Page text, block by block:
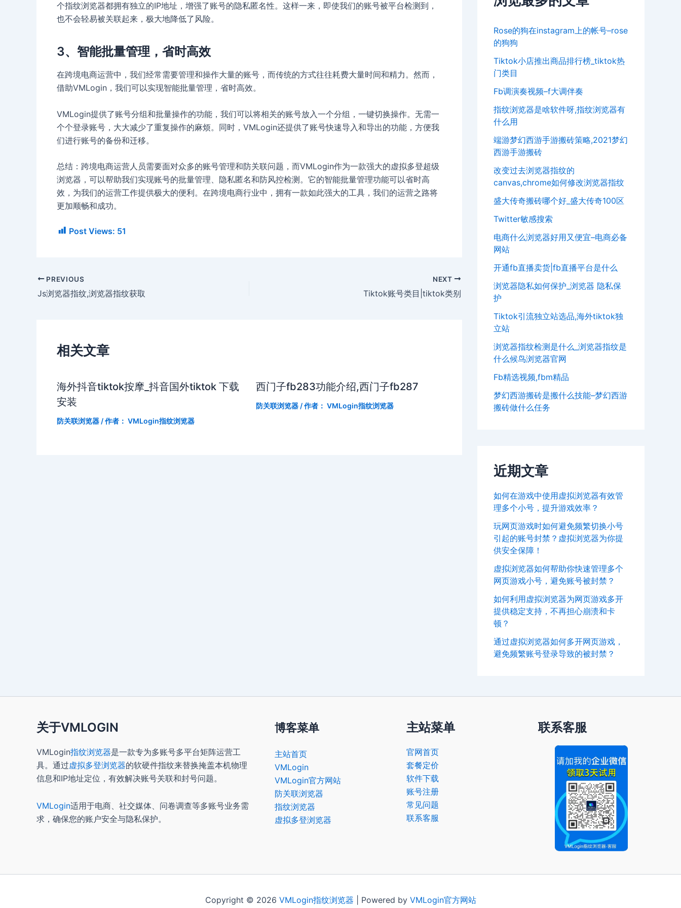
个指纹浏览器都拥有独立的IP地址，增强了账号的隐私匿名性。这样一来，即使我们的账号被平台检测到，
也不会轻易被关联起来，极大地降低了风险。
3、智能批量管理，省时高效
在跨境电商运营中，我们经常需要管理和操作大量的账号，而传统的方式往往耗费大量时间和精力。然而，
借助VMLogin，我们可以实现智能批量管理，省时高效。
VMLogin提供了账号分组和批量操作的功能，我们可以将相关的账号放入一个分组，一键切换操作。无需一
个个登录账号，大大减少了重复操作的麻烦。同时，VMLogin还提供了账号快速导入和导出的功能，方便我
们进行账号的备份和迁移。
总结：跨境电商运营人员需要面对众多的账号管理和防关联问题，而VMLogin作为一款强大的虚拟多登超级
浏览器，可以帮助我们实现账号的批量管理、隐私匿名和防风控检测。它的智能批量管理功能可以省时高
效，为我们的运营工作提供极大的便利。在跨境电商行业中，拥有一款如此强大的工具，我们的运营之路将
更加顺畅和成功。
Post Views: 51
PREVIOUS
Js浏览器指纹,浏览器指纹获取
NEXT
Tiktok账号类目|tiktok类别
相关文章
海外抖音tiktok按摩_抖音国外tiktok 下载
安装
防关联浏览器 / 作者： VMLogin指纹浏览器
西门子fb283功能介绍,西门子fb287
防关联浏览器/ 作者： VMLogin指纹浏览器
Rose的狗在instagram上的帐号–rose
的狗狗
Tiktok小店推出商品排行榜_tiktok热
门类目
Fb调演奏视频–f大调伴奏
指纹浏览器是啥软件呀,指纹浏览器有
什么用
端游梦幻西游手游搬砖策略,2021梦幻
西游手游搬砖
改变过去浏览器指纹的
canvas,chrome如何修改浏览器指纹
盛大传奇搬砖哪个好_盛大传奇100区
Twitter敏感搜索
电商什么浏览器好用又便宜–电商必备
网站
开通fb直播卖货|fb直播平台是什么
浏览器隐私如何保护_浏览器 隐私保
护
Tiktok引流独立站选品,海外tiktok独
立站
浏览器指纹检测是什么_浏览器指纹是
什么候鸟浏览器官网
Fb精选视频,fbm精品
梦幻西游搬砖是搬什么技能–梦幻西游
搬砖做什么任务
近期文章
如何在游戏中使用虚拟浏览器有效管
理多个小号，提升游戏效率？
玩网页游戏时如何避免频繁切换小号
引起的账号封禁？虚拟浏览器为你提
供安全保障！
虚拟浏览器如何帮助你快速管理多个
网页游戏小号，避免账号被封禁？
如何利用虚拟浏览器为网页游戏多开
提供稳定支持，不再担心崩溃和卡
顿？
通过虚拟浏览器如何多开网页游戏，
避免频繁账号登录导致的被封禁？
关于VMLOGIN
VMLogin指纹浏览器是一款专为多账号多平台矩阵运营工
具。通过虚拟多登浏览器的软硬件指纹来替换掩盖本机物理
信息和IP地址定位，有效解决账号关联和封号问题。
VMLogin适用于电商、社交媒体、问卷调查等多账号业务需
求，确保您的账户安全与隐私保护。
博客菜单
主站首页
VMLogin
VMLogin官方网站
防关联浏览器
指纹浏览器
虚拟多登浏览器
主站菜单
官网首页
套餐定价
软件下载
账号注册
常见问题
联系客服
联系客服
Copyright © 2026 VMLogin指纹浏览器 | Powered by VMLogin官方网站